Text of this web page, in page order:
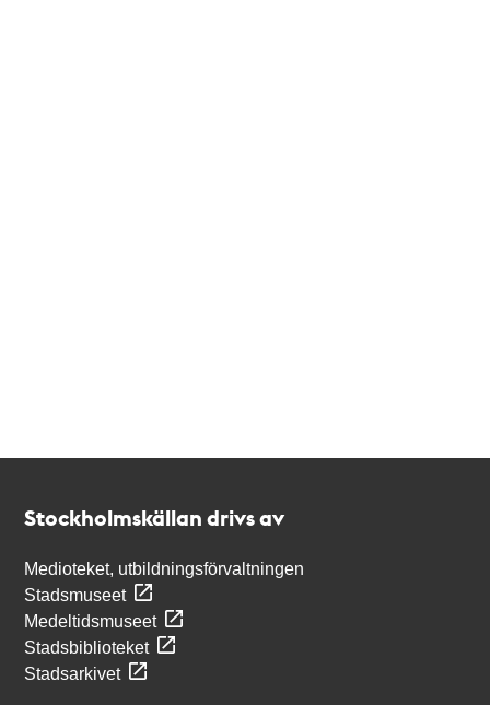
Stockholmskällan drivs av
Medioteket, utbildningsförvaltningen
Stadsmuseet
Medeltidsmuseet
Stadsbiblioteket
Stadsarkivet